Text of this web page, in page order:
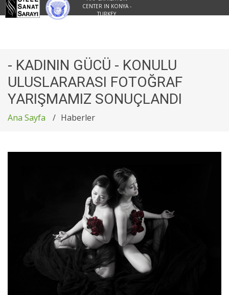
CENTER IN KONYA -
TURKEY
- KADININ GÜCÜ - KONULU
ULUSLARARASI FOTOĞRAF
YARIŞMAMIZ SONUÇLANDI
Ana Sayfa Haberler